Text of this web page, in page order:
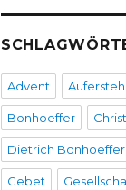
Advent
Bonhoeffer
Dietrich Bonhoeffer
Gebet